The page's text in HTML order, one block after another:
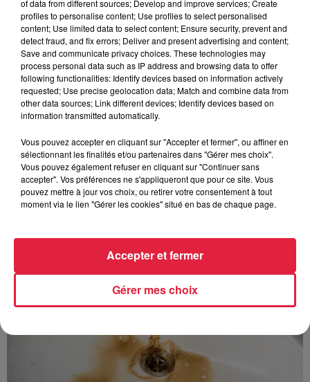
6 août 2026
Au zoo de Mulhouse : rencontre
avec les flamants rouges
À découvrir également
of data from different sources; Develop and improve services; Create
profiles to personalise content; Use profiles to select personalised
content; Use limited data to select content; Ensure security, prevent and
detect fraud, and fix errors; Deliver and present advertising and content;
Save and communicate privacy choices. These technologies may
process personal data such as IP address and browsing data to offer
following functionalities: Identify devices based on information actively
requested; Use precise geolocation data; Match and combine data from
other data sources; Link different devices; Identify devices based on
information transmitted automatically.
Vous pouvez accepter en cliquant sur "Accepter et fermer", ou affiner en
sélectionnant les finalités et/ou partenaires dans "Gérer mes choix".
Vous pouvez également refuser en cliquant sur "Continuer sans
accepter". Vos préférences ne s'appliqueront que pour ce site. Vous
pouvez mettre à jour vos choix, ou retirer votre consentement à tout
moment via le lien "Gérer les cookies" situé en bas de chaque page.
Gérer mes choix
Accepter et fermer